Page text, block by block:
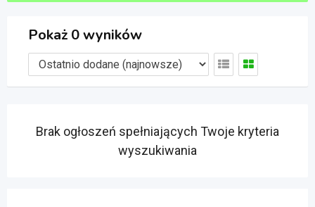
Pokaż 0 wyników
Brak ogłoszeń spełniających Twoje kryteria
wyszukiwania